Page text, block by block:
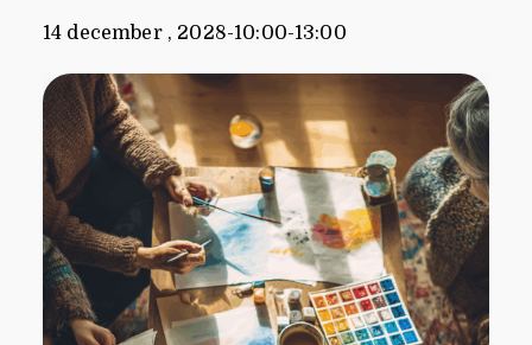
14 december , 2028-10:00-13:00